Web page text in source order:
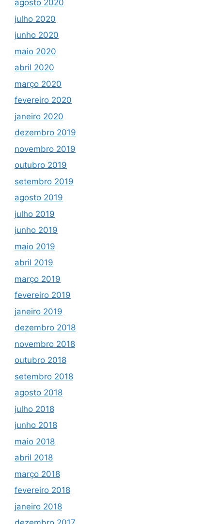
agosto 2020
julho 2020
junho 2020
maio 2020
abril 2020
março 2020
fevereiro 2020
janeiro 2020
dezembro 2019
novembro 2019
outubro 2019
setembro 2019
agosto 2019
julho 2019
junho 2019
maio 2019
abril 2019
março 2019
fevereiro 2019
janeiro 2019
dezembro 2018
novembro 2018
outubro 2018
setembro 2018
agosto 2018
julho 2018
junho 2018
maio 2018
abril 2018
março 2018
fevereiro 2018
janeiro 2018